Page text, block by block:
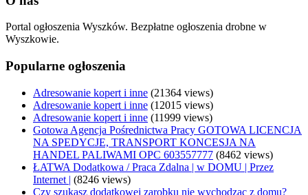
Portal ogłoszenia Wyszków. Bezpłatne ogłoszenia drobne w
Wyszkowie.
Popularne ogłoszenia
Adresowanie kopert i inne (21364 views)
Adresowanie kopert i inne (12015 views)
Adresowanie kopert i inne (11999 views)
Gotowa Agencja Pośrednictwa Pracy GOTOWA LICENCJA
NA SPEDYCJE, TRANSPORT KONCESJA NA
HANDEL PALIWAMI OPC 603557777 (8462 views)
ŁATWA Dodatkowa / Praca Zdalna | w DOMU | Przez
Internet | (8246 views)
Czy szukasz dodatkowej zarobku nie wychodząc z domu?